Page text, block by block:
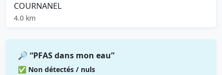
COURNANEL
4.0 km
🔎 “PFAS dans mon eau”
✅ Non détectés / nuls